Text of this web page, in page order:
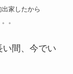
家したから
。
間、今でい